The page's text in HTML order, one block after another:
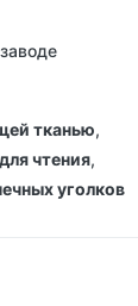
тканью,
чтения,
уголков